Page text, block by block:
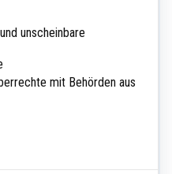
unscheinbare
mit Behörden aus